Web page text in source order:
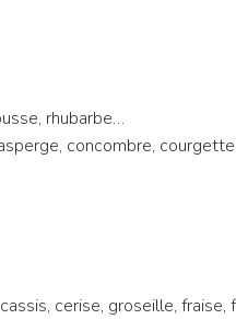
rhubarbe…
concombre,
cerise, groseille, fraise,